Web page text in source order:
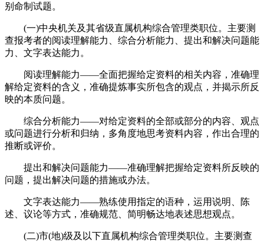
别命制试题。
(一)中央机关及其省级直属机构综合管理类职位。主要测
查报考者的阅读理解能力、综合分析能力、提出和解决问题能
力、文字表达能力。
阅读理解能力——全面把握给定资料的相关内容，准确理
解给定资料的含义，准确提炼事实所包含的观点，并揭示所反
映的本质问题。
综合分析能力——对给定资料的全部或部分的内容、观点
或问题进行分析和归纳，多角度地思考资料内容，作出合理的
推断或评价。
提出和解决问题能力——准确理解把握给定资料所反映的
问题，提出解决问题的措施或办法。
文字表达能力——熟练使用指定的语种，运用说明、陈
述、议论等方式，准确规范、简明畅达地表述思想观点。
(二)市(地)级及以下直属机构综合管理类职位。主要测查